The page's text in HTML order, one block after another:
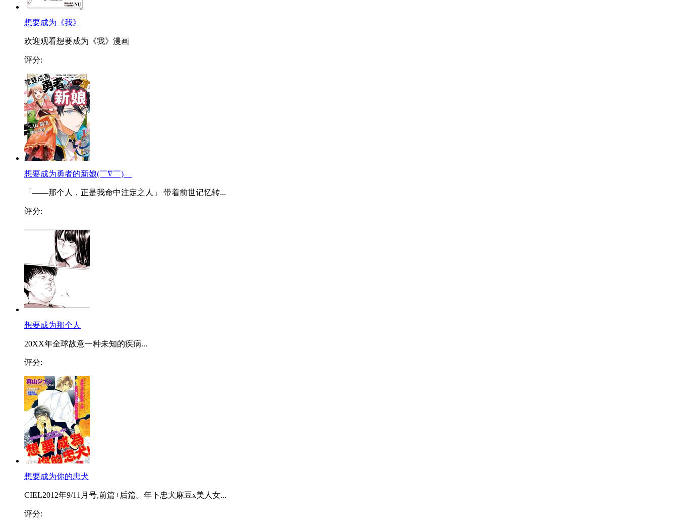
想要成为《我》
欢迎观看想要成为《我》漫画
评分:
想要成为勇者的新娘(￣∇￣)ゞ
「——那个人，正是我命中注定之人」 带着前世记忆转...
评分:
想要成为那个人
20XX年全球故意一种未知的疾病...
评分:
想要成为你的忠犬
CIEL2012年9/11月号,前篇+后篇。年下忠犬麻豆x美人女...
评分: